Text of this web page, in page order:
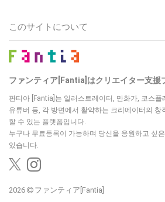
このサイトについて
ファンティア[Fantia]はクリエイター支援
판티아 [Fantia]는 일러스트레이터, 만화가, 코스플
유튜버 등, 각 방면에서 활약하는 크리에이터의 창
할 수 있는 플랫폼입니다.
누구나 무료등록이 가능하며 당신을 응원하고 싶
있습니다.
2026 ファンティア[Fantia]